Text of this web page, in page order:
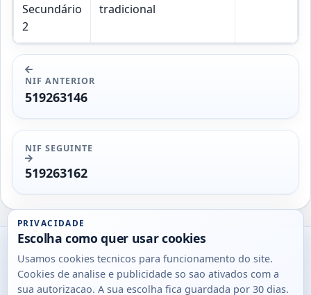
Secundário
2
tradicional
NIF ANTERIOR
519263146
NIF SEGUINTE
519263162
Utils
DB
Consultas
PRIVACIDADE
Escolha como quer usar cookies
Usamos cookies tecnicos para funcionamento do site.
Cookies de analise e publicidade so sao ativados com a
sua autorizacao. A sua escolha fica guardada por 30 dias.